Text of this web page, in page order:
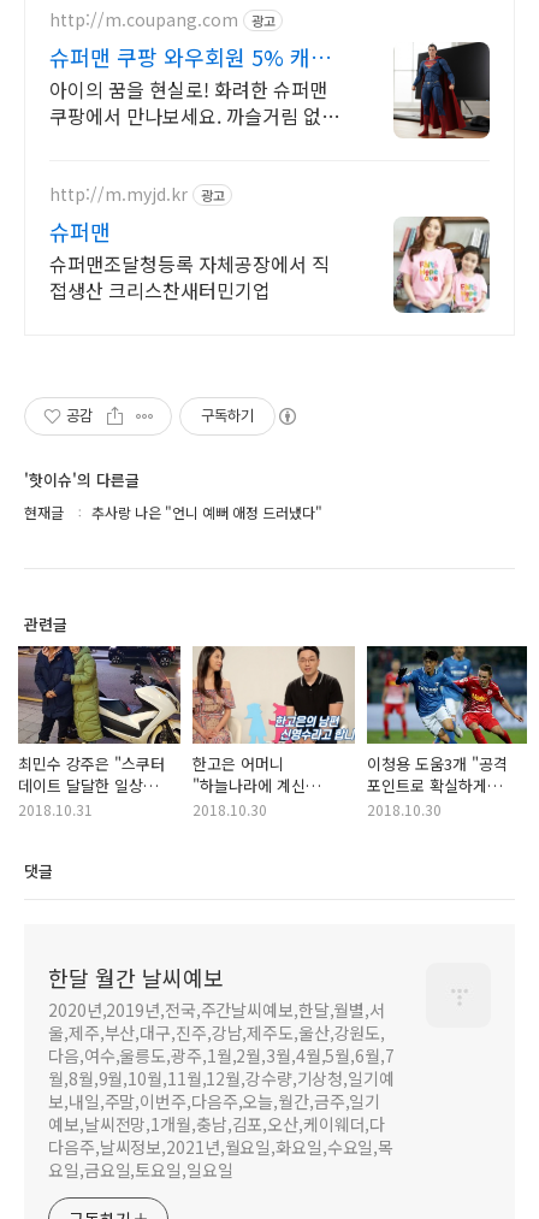
http://m.coupang.com 광고
슈퍼맨 쿠팡 와우회원 5% 캐시
적립
아이의 꿈을 현실로! 화려한 슈퍼맨
쿠팡에서 만나보세요. 까슬거림 없이
http://m.myjd.kr 광고
슈퍼맨
슈퍼맨조달청등록 자체공장에서 직
접생산 크리스찬새터민기업
공감 구독하기
'핫이슈'의 다른글
현재글 추사랑 나은 "언니 예뻐 애정 드러냈다"
관련글
최민수 강주은 "스쿠터
데이트 달달한 일상
공개하다"
2018.10.31
한고은 어머니
"하늘나라에 계신
어머니 떠올리며 그리운
2018.10.30
이청용 도움3개 "공격
포인트로 확실하게
증명하다"
2018.10.30
댓글
한달 월간 날씨예보
2020년,2019년,전국,주간날씨예보,한달,월별,서
울,제주,부산,대구,진주,강남,제주도,울산,강원도,
다음,여수,울릉도,광주,1월,2월,3월,4월,5월,6월,7
월,8월,9월,10월,11월,12월,강수량,기상청,일기예
보,내일,주말,이번주,다음주,오늘,월간,금주,일기
예보,날씨전망,1개월,충남,김포,오산,케이웨더,다
다음주,날씨정보,2021년,월요일,화요일,수요일,목
요일,금요일,토요일,일요일